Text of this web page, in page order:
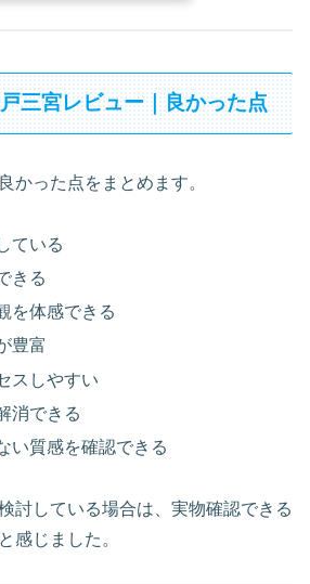
三宮レビュー｜良かった点
かった点をまとめます。
ている
きる
を体感できる
豊富
スしやすい
消できる
い質感を確認できる
討している場合は、実物確認できる
感じました。